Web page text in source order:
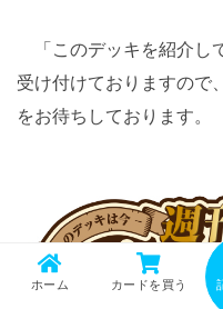
「このデッキを紹介し
受け付けておりますので、
をお待ちしております。
ホーム カードを買う